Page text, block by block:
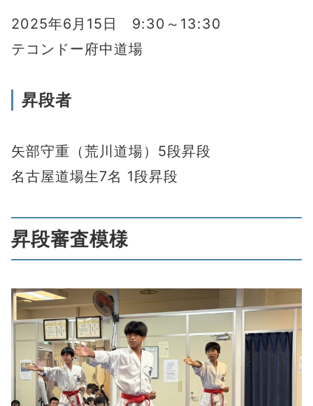
2025年6月15日 9:30～13:30
テコンドー府中道場
昇段者
矢部守重（荒川道場）5段昇段
名古屋道場生7名 1段昇段
昇段審査模様